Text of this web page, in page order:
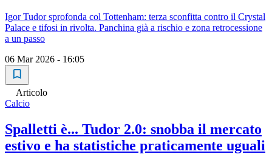
Igor Tudor sprofonda col Tottenham: terza sconfitta contro il Crystal
Palace e tifosi in rivolta. Panchina già a rischio e zona retrocessione
a un passo
06 Mar 2026 - 16:05
Articolo
Calcio
Spalletti è... Tudor 2.0: snobba il mercato
estivo e ha statistiche praticamente uguali